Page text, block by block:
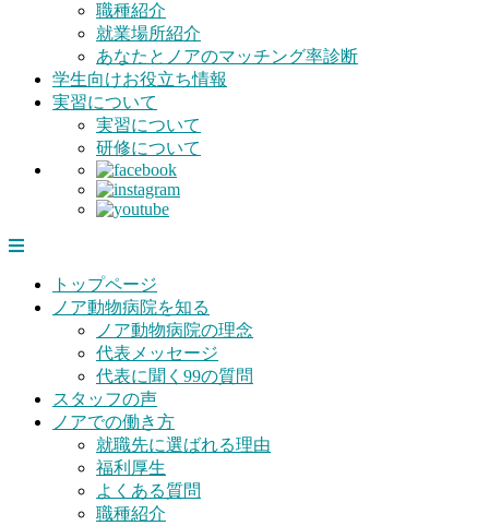
職種紹介
就業場所紹介
あなたとノアのマッチング率診断
学生向けお役立ち情報
実習について
実習について
研修について
トップページ
ノア動物病院を知る
ノア動物病院の理念
代表メッセージ
代表に聞く99の質問
スタッフの声
ノアでの働き方
就職先に選ばれる理由
福利厚生
よくある質問
職種紹介